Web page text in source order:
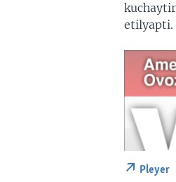
etilyapti.
Pleyer